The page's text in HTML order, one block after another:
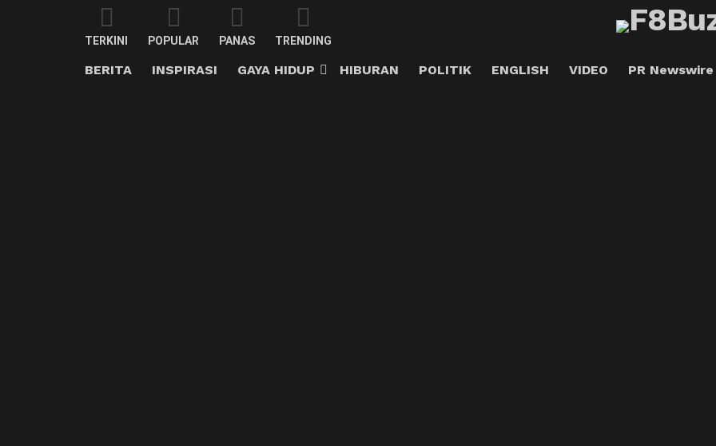
TERKINI POPULAR PANAS TRENDING
BERITA INSPIRASI GAYA HIDUP HIBURAN POLITIK ENGLISH VIDEO PR Newswire